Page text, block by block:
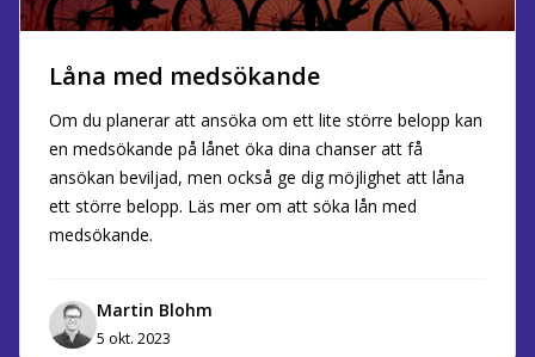
Låna med medsökande
Om du planerar att ansöka om ett lite större belopp kan
en medsökande på lånet öka dina chanser att få
ansökan beviljad, men också ge dig möjlighet att låna
ett större belopp. Läs mer om att söka lån med
medsökande.
Martin Blohm
5 okt. 2023